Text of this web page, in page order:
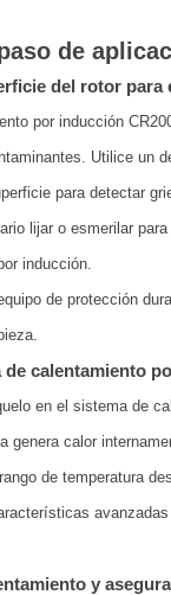
de
del rotor
por inducción
Utilice un
para detectar
lijar o esmerilar
inducción.
de protección
calentamiento
en el sistema de
genera calor
de temperatura
y